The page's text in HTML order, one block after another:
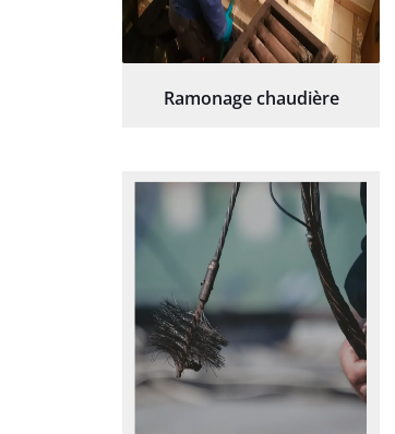
Ramonage chaudière